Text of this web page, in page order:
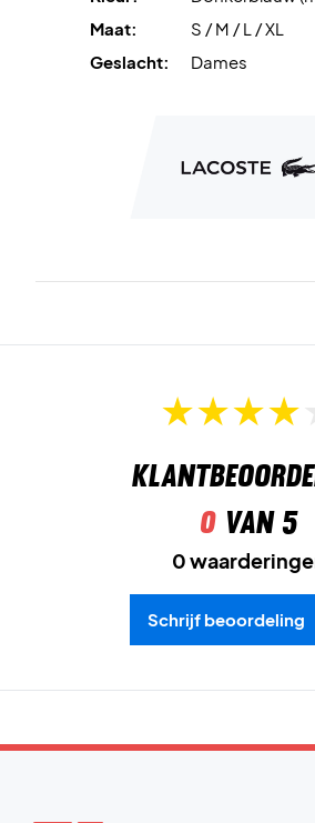
Maat:
S / M / L / XL
Geslacht:
Dames
0van 5
0
Schrijf beoordeling